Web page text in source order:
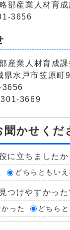
部産業人材育
3656
産業人材育成
県水戸市笠原町
3656
3669
聞かせくだ
に立ちましたか
どちらともい
つけやすかった
った どちら